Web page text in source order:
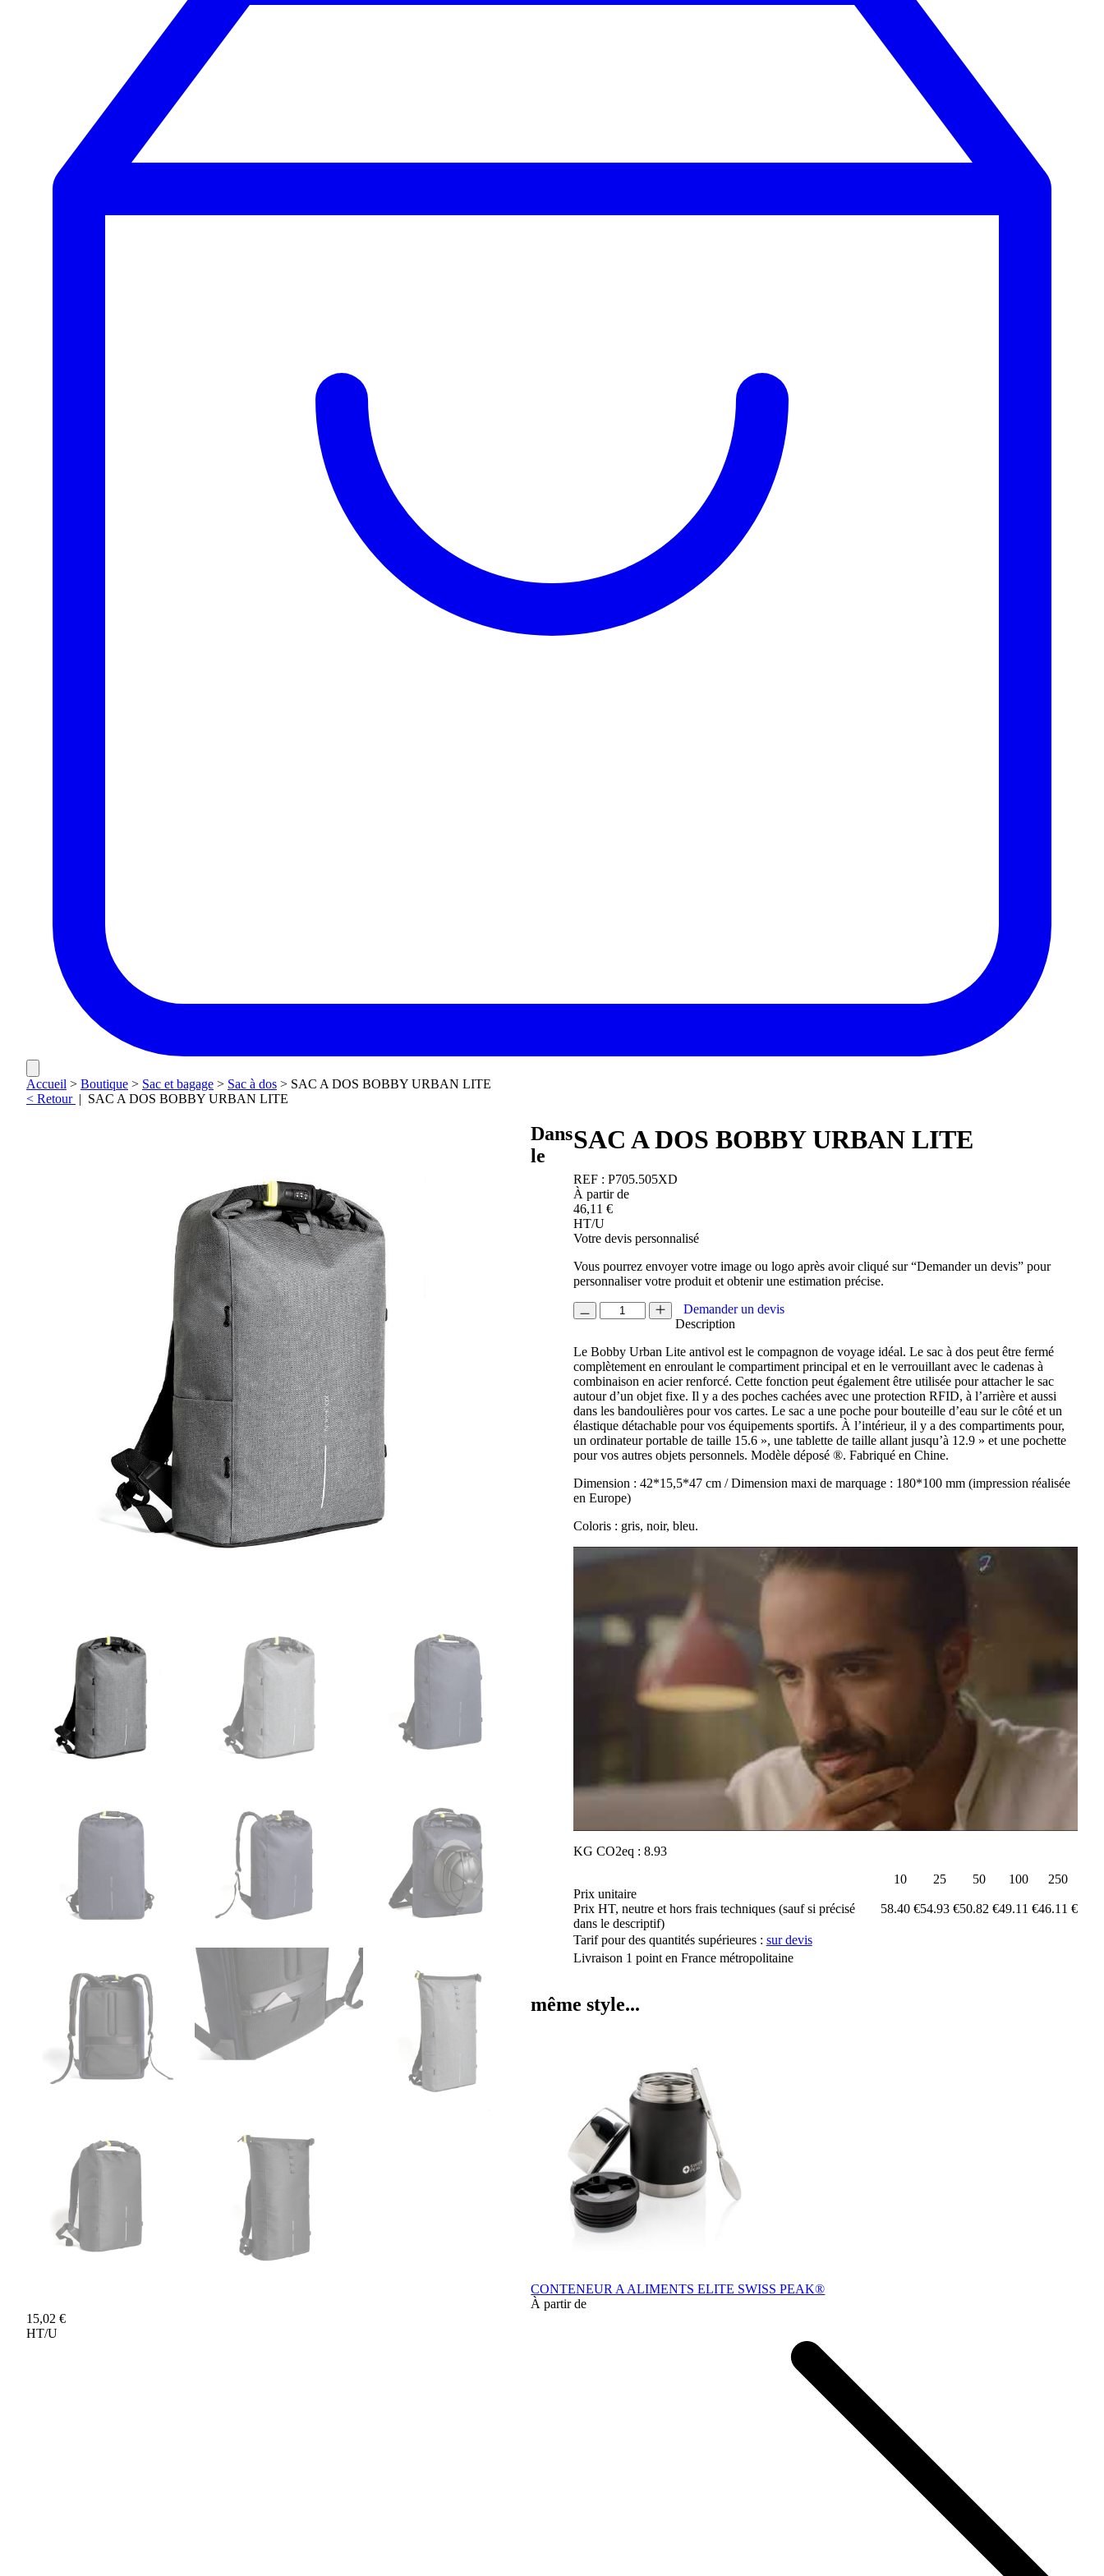
Accueil > Boutique > Sac et bagage > Sac à dos > SAC A DOS BOBBY URBAN LITE
< Retour | SAC A DOS BOBBY URBAN LITE
SAC A DOS BOBBY URBAN LITE
REF : P705.505XD
À partir de
46,11 €
HT/U
Votre devis personnalisé
Vous pourrez envoyer votre image ou logo après avoir cliqué sur “Demander un devis” pour
personnaliser votre produit et obtenir une estimation précise.
quantité
de
A
DOS
BOBBY
URBAN
LITE
Demander un devis
Description
Le Bobby Urban Lite antivol est le compagnon de voyage idéal. Le sac à dos peut être fermé
complètement en enroulant le compartiment principal et en le verrouillant avec le cadenas à
combinaison en acier renforcé. Cette fonction peut également être utilisée pour attacher le sac
autour d’un objet fixe. Il y a des poches cachées avec une protection RFID, à l’arrière et aussi
dans les bandoulières pour vos cartes. Le sac a une poche pour bouteille d’eau sur le côté et un
élastique détachable pour vos équipements sportifs. À l’intérieur, il y a des compartiments pour,
un ordinateur portable de taille 15.6 », une tablette de taille allant jusqu’à 12.9 » et une pochette
pour vos autres objets personnels. Modèle déposé ®. Fabriqué en Chine.
Dimension : 42*15,5*47 cm / Dimension maxi de marquage : 180*100 mm (impression réalisée
en Europe)
Coloris : gris, noir, bleu.
KG CO2eq : 8.93
10
25 50 100
250
Prix unitaire
Prix HT, neutre et hors frais techniques (sauf si précisé
dans le descriptif)
58.40 €54.93 €50.82 €49.11 €46.11 €
Tarif pour des quantités supérieures : sur devis
Livraison 1 point en France métropolitaine
Dans
le
même style...
CONTENEUR A ALIMENTS ELITE SWISS PEAK®
À partir de
15,02 €
HT/U